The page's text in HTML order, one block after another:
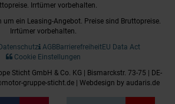
Irrtümer vorbehalten.
um ein Leasing-Angebot. Preise sind Bruttopreise.
Irrtümer vorbehalten.
AGBBarrierefreiheitEU Data Act
Cookie Einstellungen
Sticht GmbH & Co. KG | Bismarckstr. 73-75 | DE-
gruppe-sticht.de | Webdesign by audaris.de